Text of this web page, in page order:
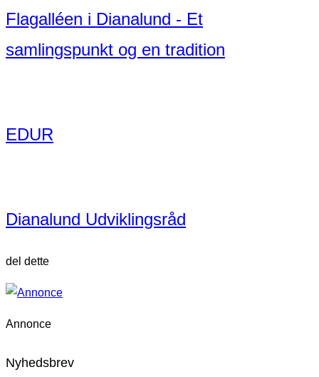
Flagalléen i Dianalund - Et
samlingspunkt og en tradition
EDUR
Dianalund Udviklingsråd
del dette
Annonce
Nyhedsbrev